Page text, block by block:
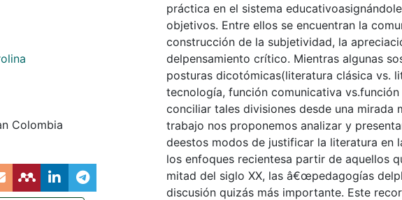
Colombia
práctica en el sistema
objetivos. Entre ellos se encuentran la
construcción de la subjetividad, la
delpensamiento crítico. Mientras algunas
posturas dicotómicas(literatura clásica vs.
tecnología, función comunicativa
conciliar tales divisiones desde una mirada
trabajo nos proponemos analizar y
deestos modos de justificar la literatura en
los enfoques recientesa partir de aquellos
mitad del siglo XX, las â€œpedagogías
discusión quizás más importante. Este